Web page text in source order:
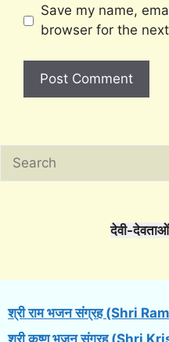
Save my name,
browser for the
देवी-
श्री राम भजन संग्रह (Shri